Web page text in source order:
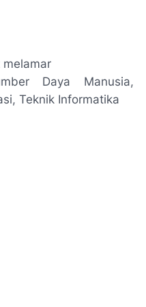
melamar
Daya Manusia,
Teknik Informatika